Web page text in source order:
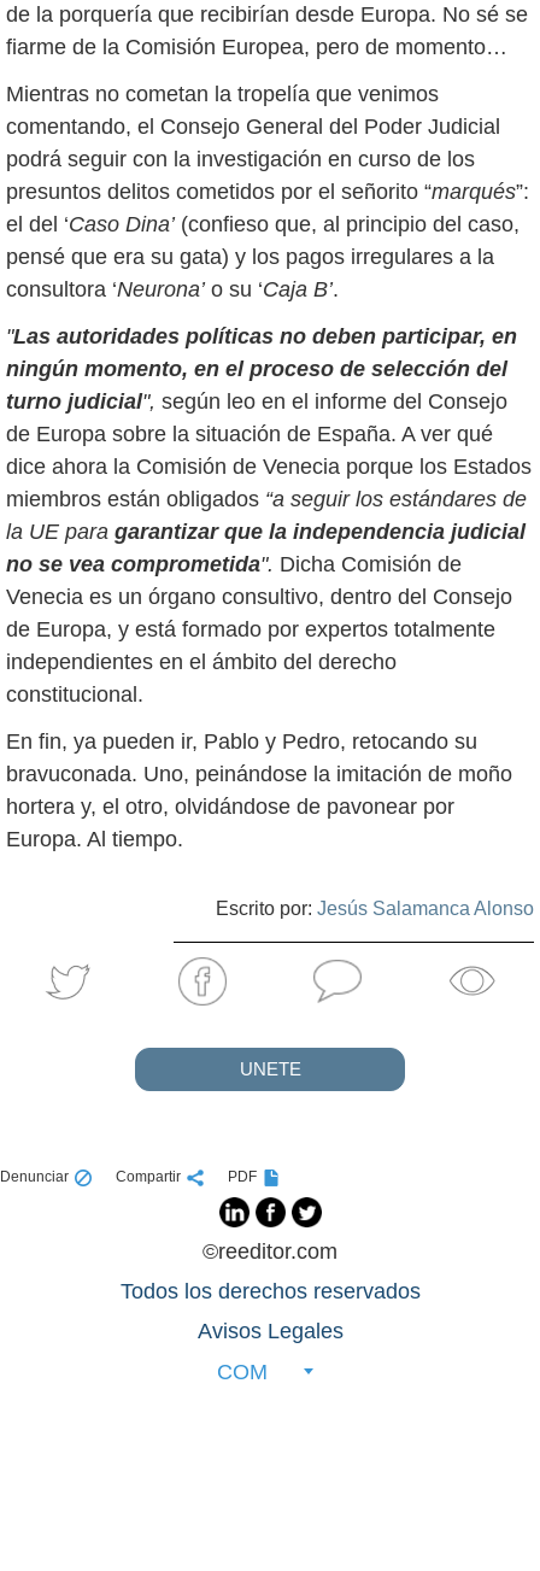
de la porquería que recibirían desde Europa. No sé se
fiarme de la Comisión Europea, pero de momento…
Mientras no cometan la tropelía que venimos
comentando, el Consejo General del Poder Judicial
podrá seguir con la investigación en curso de los
presuntos delitos cometidos por el señorito “marqués”:
el del ‘Caso Dina’(confieso que, al principio del caso,
pensé que era su gata) y los pagos irregulares a la
consultora ‘Neurona’o su ‘Caja B’.
"Las autoridades políticas no deben participar, en
ningún momento, en el proceso de selección del
turno judicial", según leo en el informe del Consejo
de Europa sobre la situación de España. A ver qué
dice ahora la Comisión de Venecia porque los Estados
miembros están obligados “a seguir los estándares de
la UE para garantizar que la independencia judicial
no se vea comprometida". Dicha Comisión de
Venecia es un órgano consultivo, dentro del Consejo
de Europa, y está formado por expertos totalmente
independientes en el ámbito del derecho
constitucional.
En fin, ya pueden ir, Pablo y Pedro, retocando su
bravuconada. Uno, peinándose la imitación de moño
hortera y, el otro, olvidándose de pavonear por
Europa. Al tiempo.
Escrito por: Jesús Salamanca Alonso
UNETE
Denunciar Compartir PDF
©reeditor.com
Todos los derechos reservados
Avisos Legales